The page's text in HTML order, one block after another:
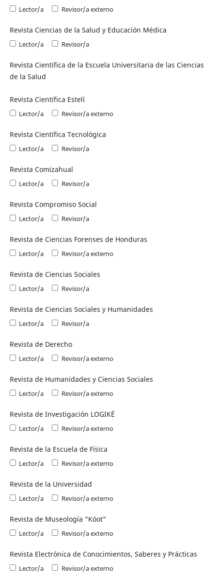
Lector/a Revisor/a externo
Revista Ciencias de la Salud y Educación Médica
Lector/a Revisor/a
Revista Científica de la Escuela Universitaria de las Ciencias
de la Salud
Revista Científica Estelí
Lector/a Revisor/a externo
Revista Científica Tecnológica
Lector/a Revisor/a
Revista Comizahual
Lector/a Revisor/a
Revista Compromiso Social
Lector/a Revisor/a
Revista de Ciencias Forenses de Honduras
Lector/a Revisor/a externo
Revista de Ciencias Sociales
Lector/a Revisor/a
Revista de Ciencias Sociales y Humanidades
Lector/a Revisor/a
Revista de Derecho
Lector/a Revisor/a externo
Revista de Humanidades y Ciencias Sociales
Lector/a Revisor/a externo
Revista de Investigación LOGIKÉ
Lector/a Revisor/a externo
Revista de la Escuela de Física
Lector/a Revisor/a externo
Revista de la Universidad
Lector/a Revisor/a externo
Revista de Museología "Kóot"
Lector/a Revisor/a externo
Revista Electrónica de Conocimientos, Saberes y Prácticas
Lector/a Revisor/a externo